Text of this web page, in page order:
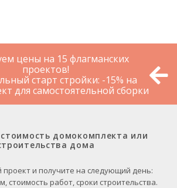
цены на 15 флагманских
проектов!
старт стройки: -15% на
для самостоятельной сборки
домокомплекта или
дома
и получите на следующий день:
стоимость работ, сроки строительства.